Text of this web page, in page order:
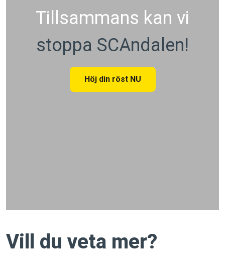
Tillsammans kan vi
stoppa SCAndalen!
Höj din röst NU
Vill du veta mer?